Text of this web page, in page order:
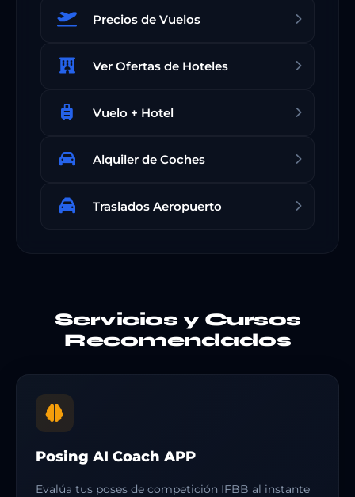
Precios de Vuelos
Ver Ofertas de Hoteles
Vuelo + Hotel
Alquiler de Coches
Traslados Aeropuerto
Servicios y Cursos
Recomendados
Posing AI Coach APP
Evalúa tus poses de competición IFBB al instante